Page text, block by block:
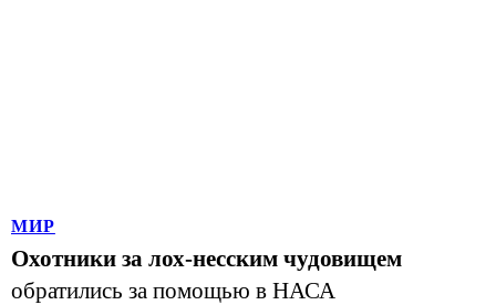
МИР
Охотники за лох-несским чудовищем
обратились за помощью в НАСА